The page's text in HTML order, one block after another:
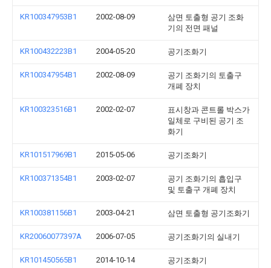
KR100347953B1 2002-08-09
삼면 토출형 공기 조화
기의 전면 패널
KR100432223B1 2004-05-20 공기조화기
KR100347954B1 2002-08-09
공기 조화기의 토출구
개폐 장치
KR100323516B1 2002-02-07
표시창과 콘트롤 박스가
일체로 구비된 공기 조
화기
KR101517969B1 2015-05-06 공기조화기
KR100371354B1 2003-02-07
공기 조화기의 흡입구
및 토출구 개폐 장치
KR100381156B1 2003-04-21 삼면 토출형 공기조화기
KR20060077397A 2006-07-05 공기조화기의 실내기
KR101450565B1 2014-10-14 공기조화기